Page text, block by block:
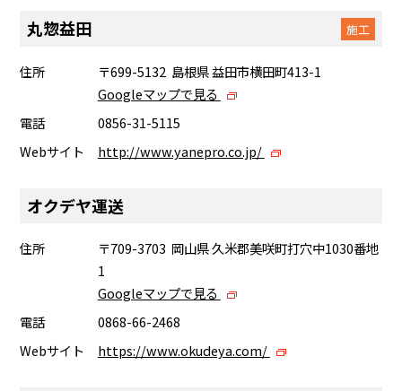
丸惣益田 施工
住所
〒699-5132 島根県 益田市横田町413-1
Googleマップで見る
電話
0856-31-5115
Webサイト
http://www.yanepro.co.jp/
オクデヤ運送
住所
〒709-3703 岡山県 久米郡美咲町打穴中1030番地
1
Googleマップで見る
電話
0868-66-2468
Webサイト
https://www.okudeya.com/